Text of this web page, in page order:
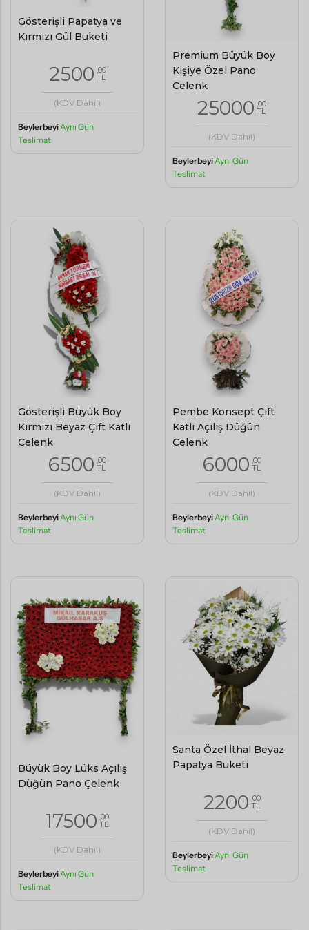
Gösterişli Papatya ve
Kırmızı Gül Buketi
2500 ,00
TL
(KDV Dahil)
Beylerbeyi Aynı Gün
Teslimat
Premium Büyük Boy
Kişiye Özel Pano
Çelenk
25000 ,00
TL
(KDV Dahil)
BeylerbeyiAynı Gün
Teslimat
Gösterişli Büyük Boy
Kırmızı Beyaz Çift Katlı
Çelenk
6500 ,00
TL
(KDV Dahil)
BeylerbeyiAynı Gün
Teslimat
Pembe Konsept Çift
Katlı Açılış Düğün
Çelenk
6000 ,00
TL
(KDV Dahil)
BeylerbeyiAynı Gün
Teslimat
Büyük Boy Lüks Açılış
Düğün Pano Çelenk
17500 ,00
TL
(KDV Dahil)
BeylerbeyiAynı Gün
Teslimat
Santa Özel İthal Beyaz
Papatya Buketi
2200 ,00
TL
(KDV Dahil)
Beylerbeyi Aynı Gün
Teslimat